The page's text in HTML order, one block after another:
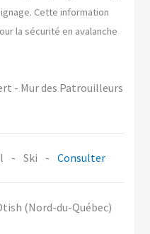
Cette information
la sécurité en avalanche
- Mur des Patrouilleurs
- Ski - Consulter
(Nord-du-Québec)